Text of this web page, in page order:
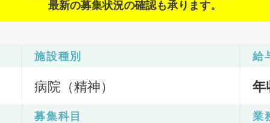
最新の募集状況の確認も承ります。
施設種別
病院（精神）
給
年
募集科目 業